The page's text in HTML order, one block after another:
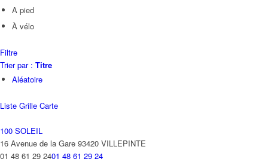
A pied
À vélo
Filtre
Trier par : Titre
Aléatoire
Liste Grille Carte
100 SOLEIL
16 Avenue de la Gare 93420 VILLEPINTE
01 48 61 29 2401 48 61 29 24